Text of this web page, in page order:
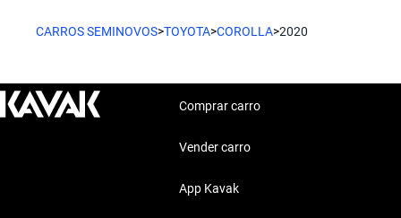
CARROS SEMINOVOS>TOYOTA>COROLLA>2020
Comprar carro
Vender carro
App Kavak